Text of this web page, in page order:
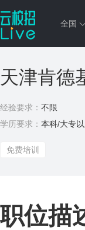
全国
天津肯德
经验要求： 不限
学历要求： 本科/大专以
免费培训
职位描